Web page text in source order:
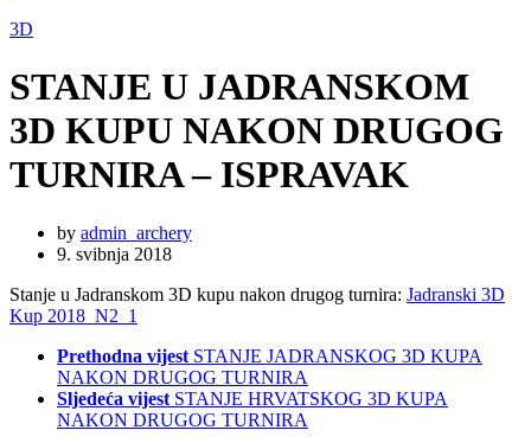
3D
STANJE U JADRANSKOM
3D KUPU NAKON DRUGOG
TURNIRA – ISPRAVAK
by admin_archery
9. svibnja 2018
Stanje u Jadranskom 3D kupu nakon drugog turnira: Jadranski 3D
Kup 2018_N2_1
Prethodna vijest STANJE JADRANSKOG 3D KUPA
NAKON DRUGOG TURNIRA
Sljedeća vijest STANJE HRVATSKOG 3D KUPA
NAKON DRUGOG TURNIRA